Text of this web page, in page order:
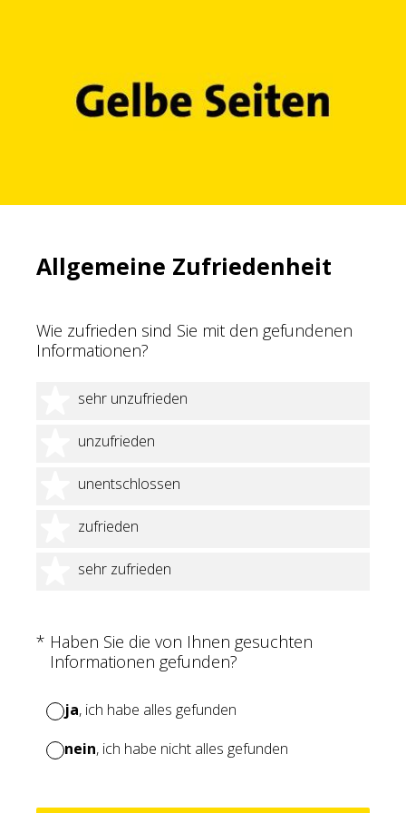
Allgemeine Zufriedenheit
Wie zufrieden sind Sie mit den gefundenen
Informationen?
sehr unzufrieden
1 Stern
unzufrieden
2 Sterne
unentschlossen
3 Sterne
zufrieden
4 Sterne
sehr zufrieden
5 Sterne
* Haben Sie die von Ihnen gesuchten
Informationen gefunden?
(Erforderlich.)
ja, ich habe alles gefunden
nein, ich habe nicht alles gefunden